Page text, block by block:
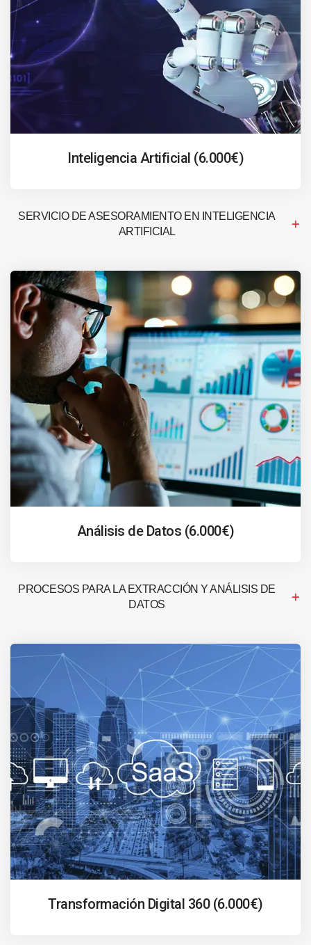
Inteligencia Artificial (6.000€)
SERVICIO DE ASESORAMIENTO EN INTELIGENCIA
ARTIFICIAL
Análisis de Datos (6.000€)
PROCESOS PARA LA EXTRACCIÓN Y ANÁLISIS DE
DATOS
Transformación Digital 360 (6.000€)